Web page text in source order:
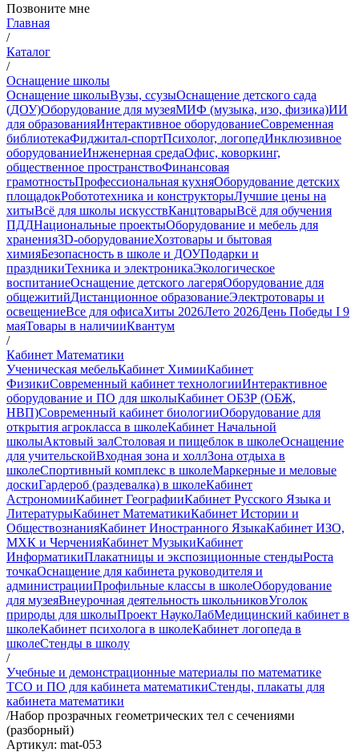
Позвоните мне
Главная
/
Каталог
/
Оснащение школы
Оснащение школыВузы, ссузыОснащение детского сада
(ДОУ)Оборудование для музеяМИФ (музыка, изо, физика)ИИ
для образованияИнтерактивное оборудованиеСовременная
библиотекаФиджитал-спортПсихолог, логопедИнклюзивное
оборудованиеИнженерная средаОфис, коворкинг,
общественное пространствоФинансовая
грамотностьПрофессиональная кухняОборудование детских
площадокРобототехника и конструкторыЛучшие цены на
хитыВсё для школы искусствКанцтоварыВсё для обучения
ПДДНациональные проектыОборудование и мебель для
хранения3D-оборудованиеХозтовары и бытовая
химияБезопасность в школе и ДОУПодарки и
праздникиТехника и электроникаЭкологическое
воспитаниеОснащение детского лагеряОборудование для
общежитийДистанционное образованиеЭлектротовары и
освещениеВсе для офисаХиты 2026Лето 2026День Победы I 9
маяТовары в наличииКвантум
/
Кабинет Математики
Ученическая мебельКабинет ХимииКабинет
ФизикиСовременный кабинет технологииИнтерактивное
оборудование и ПО для школыКабинет ОБЗР (ОБЖ,
НВП)Современный кабинет биологииОборудование для
открытия агрокласса в школеКабинет Начальной
школыАктовый залСтоловая и пищеблок в школеОснащение
для учительскойВходная зона и холлЗона отдыха в
школеСпортивный комплекс в школеМаркерные и меловые
доскиГардероб (раздевалка) в школеКабинет
АстрономииКабинет ГеографииКабинет Русского Языка и
ЛитературыКабинет МатематикиКабинет Истории и
ОбществознанияКабинет Иностранного ЯзыкаКабинет ИЗО,
МХК и ЧерченияКабинет МузыкиКабинет
ИнформатикиПлакатницы и экспозиционные стендыРоста
точкаОснащение для кабинета руководителя и
администрацииПрофильные классы в школеОборудование
для музеяВнеурочная деятельность школьниковУголок
природы для школыПроект НаукоЛабМедицинский кабинет в
школеКабинет психолога в школеКабинет логопеда в
школеСтенды в школу
/
Учебные и демонстрационные материалы по математике
ТСО и ПО для кабинета математикиСтенды, плакаты для
кабинета математики
/Набор прозрачных геометрических тел с сечениями
(разборный)
Артикул: mat-053